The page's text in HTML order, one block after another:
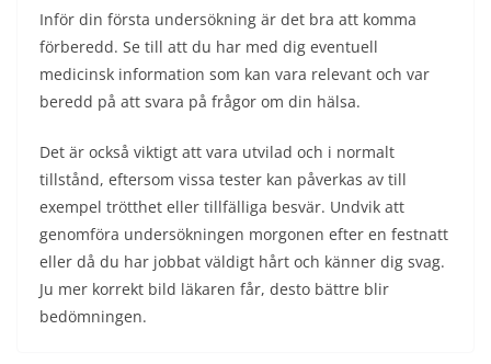
Inför din första undersökning är det bra att komma
förberedd. Se till att du har med dig eventuell
medicinsk information som kan vara relevant och var
beredd på att svara på frågor om din hälsa.
Det är också viktigt att vara utvilad och i normalt
tillstånd, eftersom vissa tester kan påverkas av till
exempel trötthet eller tillfälliga besvär. Undvik att
genomföra undersökningen morgonen efter en festnatt
eller då du har jobbat väldigt hårt och känner dig svag.
Ju mer korrekt bild läkaren får, desto bättre blir
bedömningen.